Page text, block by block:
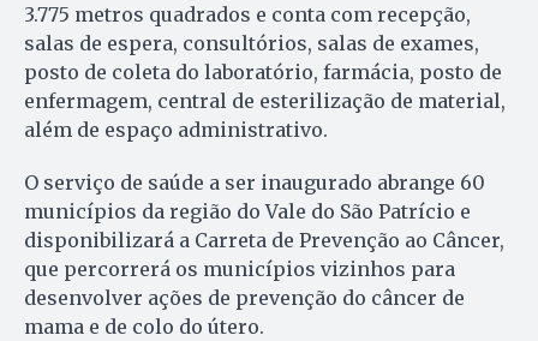
3.775 metros quadrados e conta com recepção,
salas de espera, consultórios, salas de exames,
posto de coleta do laboratório, farmácia, posto de
enfermagem, central de esterilização de material,
além de espaço administrativo.
O serviço de saúde a ser inaugurado abrange 60
municípios da região do Vale do São Patrício e
disponibilizará a Carreta de Prevenção ao Câncer,
que percorrerá os municípios vizinhos para
desenvolver ações de prevenção do câncer de
mama e de colo do útero.